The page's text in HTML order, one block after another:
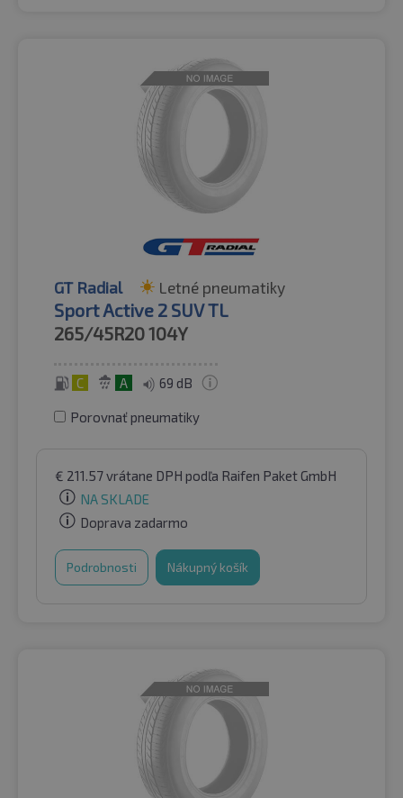
GT Radial Letné pneumatiky
Sport Active 2 SUV TL
265/45R20104Y
C A 69 dB
Porovnať pneumatiky
€ 211.57vrátane DPH podľa Raifen Paket GmbH
NA SKLADE
Doprava zadarmo
Podrobnosti Nákupný košík